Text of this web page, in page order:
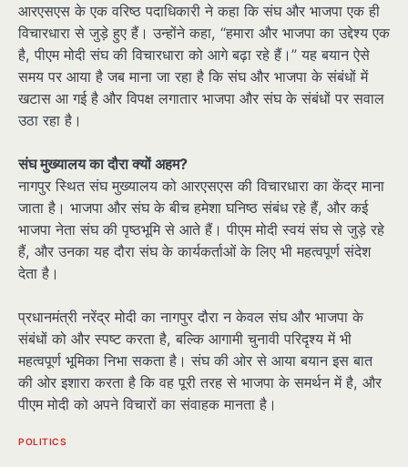
आरएसएस के एक वरिष्ठ पदाधिकारी ने कहा कि संघ और भाजपा एक ही
विचारधारा से जुड़े हुए हैं। उन्होंने कहा, “हमारा और भाजपा का उद्देश्य एक
है, पीएम मोदी संघ की विचारधारा को आगे बढ़ा रहे हैं।” यह बयान ऐसे
समय पर आया है जब माना जा रहा है कि संघ और भाजपा के संबंधों में
खटास आ गई है और विपक्ष लगातार भाजपा और संघ के संबंधों पर सवाल
उठा रहा है।
संघ मुख्यालय का दौरा क्यों अहम?
नागपुर स्थित संघ मुख्यालय को आरएसएस की विचारधारा का केंद्र माना
जाता है। भाजपा और संघ के बीच हमेशा घनिष्ठ संबंध रहे हैं, और कई
भाजपा नेता संघ की पृष्ठभूमि से आते हैं। पीएम मोदी स्वयं संघ से जुड़े रहे
हैं, और उनका यह दौरा संघ के कार्यकर्ताओं के लिए भी महत्वपूर्ण संदेश
देता है।
प्रधानमंत्री नरेंद्र मोदी का नागपुर दौरा न केवल संघ और भाजपा के
संबंधों को और स्पष्ट करता है, बल्कि आगामी चुनावी परिदृश्य में भी
महत्वपूर्ण भूमिका निभा सकता है। संघ की ओर से आया बयान इस बात
की ओर इशारा करता है कि वह पूरी तरह से भाजपा के समर्थन में है, और
पीएम मोदी को अपने विचारों का संवाहक मानता है।
POLITICS